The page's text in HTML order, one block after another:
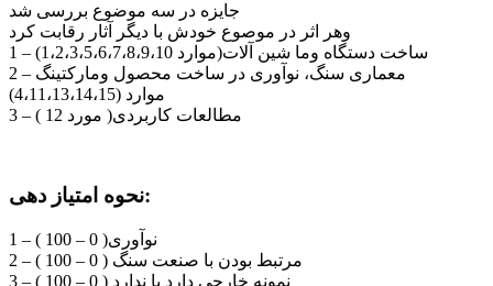
جایزه در سه موضوع بررسی شد
وهر اثر در موصوع خودش با دیگر آثار رقابت کرد
1 – ساخت دستگاه وما شین آلات(موارد 1،2،3،5،6،7،8،9،10)
2 – معماری سنگ، نوآوری در ساخت محصول ومارکتینگ
(موارد (4،11،13،14،15
3 – مطالعات کاربردی( مورد 12 )
نحوه امتیاز دهی:
1 – نوآوری( 0 – 100 )
2 – مرتبط بودن با صنعت سنگ ( 0 – 100 )
3 – نمونه خارجی دارد یا ندارد ( 0 – 100 )